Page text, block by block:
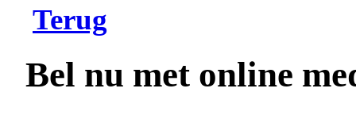
Terug
Bel nu met online